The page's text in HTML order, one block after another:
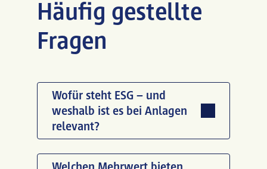
Häufig gestellte
Fragen
Wofür steht ESG – und
weshalb ist es bei Anlagen
relevant?